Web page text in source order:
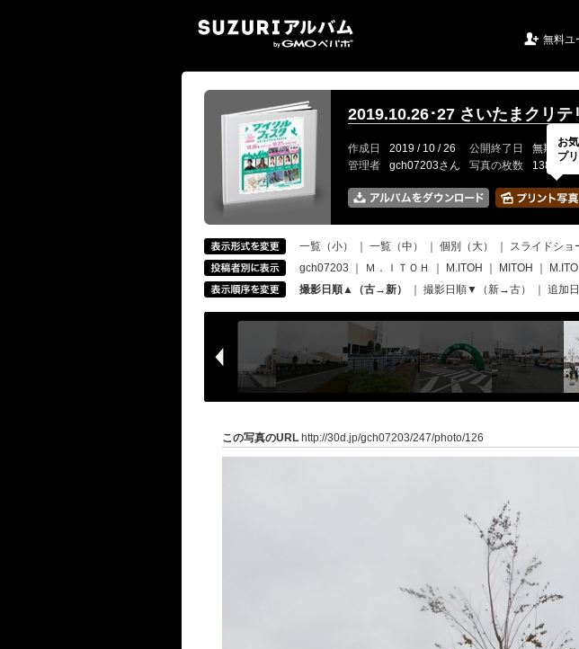
 無料ユ
2019.10.26･27 さいたまクリテ
作成日 2019 / 10 / 26 公開終了日 無期限
管理者
gch07203さん 写真の枚数 138 /
一覧（小） 一覧（中） 個別（大）
スライドショ
gch07203
Ｍ．ＩＴＯＨ M.ITOH MITOH M.ITO
撮影日順▲（古→新）
撮影日順▼（新→古） 追加
この写真のURL http://30d.jp/gch07203/247/photo/126
お
プ